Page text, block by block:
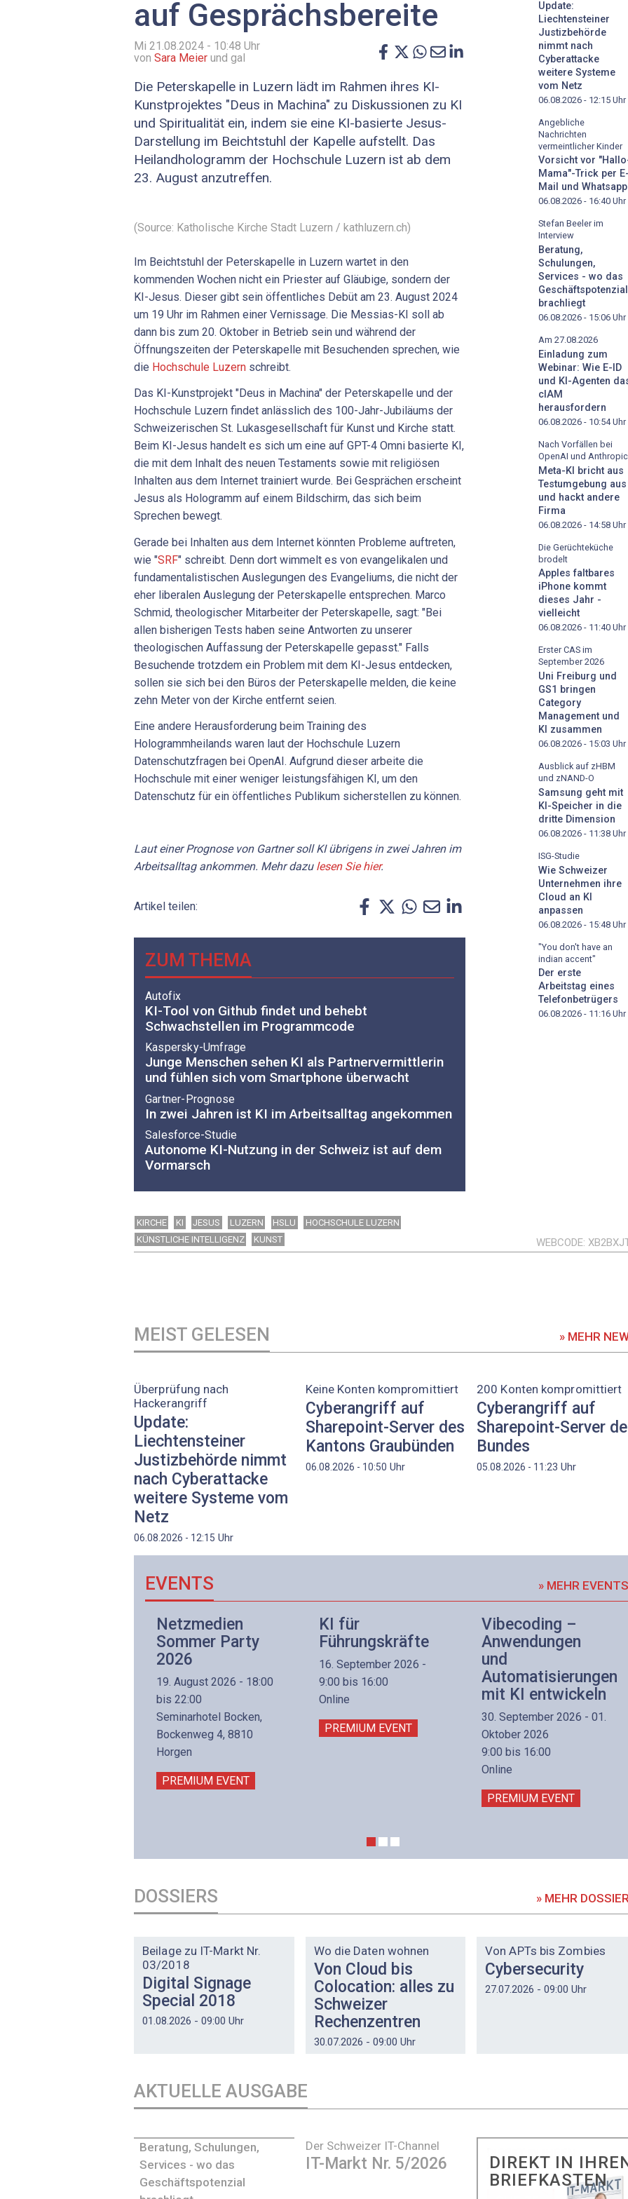
auf Gesprächsbereite
Mi 21.08.2024 - 10:48 Uhr
von Sara Meier und gal
Die Peterskapelle in Luzern lädt im Rahmen ihres KI-
Kunstprojektes "Deus in Machina" zu Diskussionen zu KI
und Spiritualität ein, indem sie eine KI-basierte Jesus-
Darstellung im Beichtstuhl der Kapelle aufstellt. Das
Heilandhologramm der Hochschule Luzern ist ab dem
23. August anzutreffen.
(Source: Katholische Kirche Stadt Luzern / kathluzern.ch)
Im Beichtstuhl der Peterskapelle in Luzern wartet in den
kommenden Wochen nicht ein Priester auf Gläubige, sondern der
KI-Jesus. Dieser gibt sein öffentliches Debüt am 23. August 2024
um 19 Uhr im Rahmen einer Vernissage. Die Messias-KI soll ab
dann bis zum 20. Oktober in Betrieb sein und während der
Öffnungszeiten der Peterskapelle mit Besuchenden sprechen, wie
die Hochschule Luzern schreibt.
Das KI-Kunstprojekt "Deus in Machina" der Peterskapelle und der
Hochschule Luzern findet anlässlich des 100-Jahr-Jubiläums der
Schweizerischen St. Lukasgesellschaft für Kunst und Kirche statt.
Beim KI-Jesus handelt es sich um eine auf GPT-4 Omni basierte KI,
die mit dem Inhalt des neuen Testaments sowie mit religiösen
Inhalten aus dem Internet trainiert wurde. Bei Gesprächen erscheint
Jesus als Hologramm auf einem Bildschirm, das sich beim
Sprechen bewegt.
Gerade bei Inhalten aus dem Internet könnten Probleme auftreten,
wie "SRF" schreibt. Denn dort wimmelt es von evangelikalen und
fundamentalistischen Auslegungen des Evangeliums, die nicht der
eher liberalen Auslegung der Peterskapelle entsprechen. Marco
Schmid, theologischer Mitarbeiter der Peterskapelle, sagt: "Bei
allen bisherigen Tests haben seine Antworten zu unserer
theologischen Auffassung der Peterskapelle gepasst." Falls
Besuchende trotzdem ein Problem mit dem KI-Jesus entdecken,
sollen sie sich bei den Büros der Peterskapelle melden, die keine
zehn Meter von der Kirche entfernt seien.
Eine andere Herausforderung beim Training des
Hologrammheilands waren laut der Hochschule Luzern
Datenschutzfragen bei OpenAI. Aufgrund dieser arbeite die
Hochschule mit einer weniger leistungsfähigen KI, um den
Datenschutz für ein öffentliches Publikum sicherstellen zu können.
Laut einer Prognose von Gartner soll KI übrigens in zwei Jahren im
Arbeitsalltag ankommen. Mehr dazu lesen Sie hier.
Artikel teilen:
ZUM THEMA
Autofix
KI-Tool von Github findet und behebt
Schwachstellen im Programmcode
Kaspersky-Umfrage
Junge Menschen sehen KI als Partnervermittlerin
und fühlen sich vom Smartphone überwacht
Gartner-Prognose
In zwei Jahren ist KI im Arbeitsalltag angekommen
Salesforce-Studie
Autonome KI-Nutzung in der Schweiz ist auf dem
Vormarsch
Update:
Liechtensteiner
Justizbehörde
nimmt nach
Cyberattacke
weitere Systeme
vom Netz
06.08.2026 - 12:15 Uhr
Angebliche
Nachrichten
vermeintlicher Kinder
Vorsicht vor
Mama"-Trick per
Mail und Whatsapp
06.08.2026 - 16:40 Uhr
Stefan Beeler im
Interview
Beratung,
Schulungen,
Services - wo das
Geschäftspotenzial
brachliegt
06.08.2026 - 15:06 Uhr
Am 27.08.2026
Einladung zum
Webinar: Wie E-ID
und KI-Agenten
cIAM
herausfordern
06.08.2026 - 10:54Uhr
Nach Vorfällen bei
OpenAI und Anthropic
Meta-KI bricht aus
Testumgebung aus
und hackt andere
Firma
06.08.2026 - 14:58 Uhr
Die Gerüchteküche
brodelt
Apples faltbares
iPhone kommt
dieses Jahr -
vielleicht
06.08.2026 - 11:40 Uhr
Erster CAS im
September 2026
Uni Freiburg und
GS1 bringen
Category
Management und
KI zusammen
06.08.2026 - 15:03 Uhr
Ausblick auf zHBM
und zNAND-O
Samsung geht mit
KI-Speicher in die
dritte Dimension
06.08.2026 - 11:38 Uhr
ISG-Studie
Wie Schweizer
Unternehmen ihre
Cloud an KI
anpassen
06.08.2026 - 15:48 Uhr
"You don't have an
indian accent"
Der erste
Arbeitstag eines
Telefonbetrügers
06.08.2026 - 11:16 Uhr
KIRCHE KI JESUS LUZERN HSLU
HOCHSCHULE LUZERN
KÜNSTLICHE INTELLIGENZ
KUNST WEBCODE
MEIST GELESEN » MEHR
Überprüfung nach
Hackerangriff
Update:
Liechtensteiner
Justizbehörde nimmt
nach Cyberattacke
weitere Systeme vom
Netz
06.08.2026 - 12:15 Uhr
Keine Konten kompromittiert
Cyberangriff auf
Sharepoint-Server des
Kantons Graubünden
06.08.2026 - 10:50 Uhr
200 Konten kompromittiert
Cyberangriff auf
Sharepoint-Server
Bundes
05.08.2026 - 11:23 Uhr
EVENTS » MEHR
Netzmedien
Sommer Party
2026
19. August 2026 - 18:00
bis 22:00
Seminarhotel Bocken,
Bockenweg 4, 8810
Horgen
PREMIUM EVENT
KI für
Führungskräfte
16. September 2026 -
9:00 bis 16:00
Online
PREMIUM EVENT
Vibecoding –
Anwendungen
und
Automatisierungen
mit KI entwickeln
30. September 2026 - 01.
Oktober 2026
9:00 bis 16:00
Online
PREMIUM EVENT
DOSSIERS » MEHR
Beilage zu IT-Markt Nr.
03/2018
Digital Signage
Special 2018
01.08.2026 - 09:00 Uhr
Wo die Daten wohnen
Von Cloud bis
Colocation: alles zu
Schweizer
Rechenzentren
30.07.2026 - 09:00 Uhr
Von APTs bis Zombies
Cybersecurity
27.07.2026 - 09:00 Uhr
AKTUELLE AUSGABE
Der Schweizer IT-Channel
IT-Markt Nr. 5/2026
Beratung, Schulungen,
Services - wo das
Geschäftspotenzial
DIREKT IN
BRIEFKASTEN